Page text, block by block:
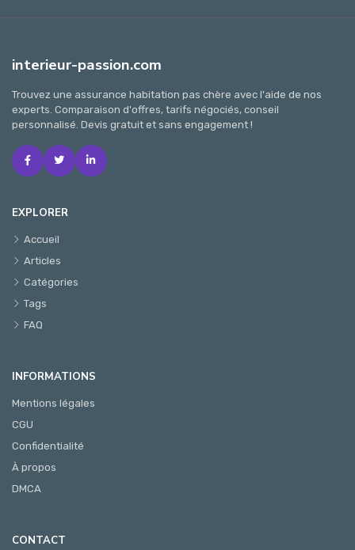
interieur-passion.com
Trouvez une assurance habitation pas chère avec l'aide de nos
experts. Comparaison d'offres, tarifs négociés, conseil
personnalisé. Devis gratuit et sans engagement !
EXPLORER
Accueil
Articles
Catégories
Tags
FAQ
INFORMATIONS
Mentions légales
CGU
Confidentialité
À propos
DMCA
CONTACT